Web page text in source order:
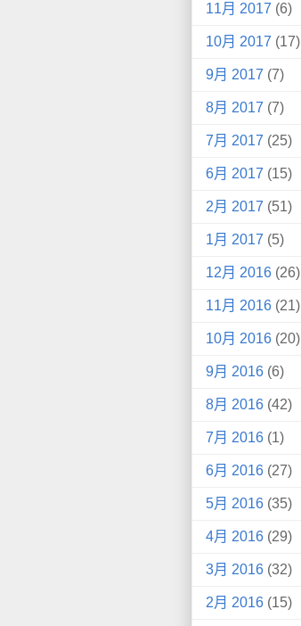
11月 2017 (6)
10月 2017 (17)
9月 2017 (7)
8月 2017 (7)
7月 2017 (25)
6月 2017 (15)
2月 2017 (51)
1月 2017 (5)
12月 2016 (26)
11月 2016 (21)
10月 2016 (20)
9月 2016 (6)
8月 2016 (42)
7月 2016 (1)
6月 2016 (27)
5月 2016 (35)
4月 2016 (29)
3月 2016 (32)
2月 2016 (15)